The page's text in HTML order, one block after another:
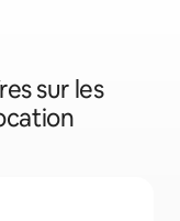
sur les